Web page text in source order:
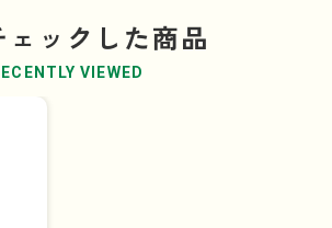
ェックした商品
VIEWED